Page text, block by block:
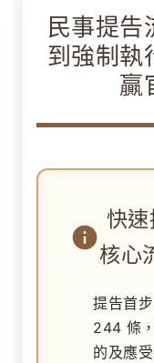
民事提告
到強制執
贏
快
核心
提告首步
244 條
的及應